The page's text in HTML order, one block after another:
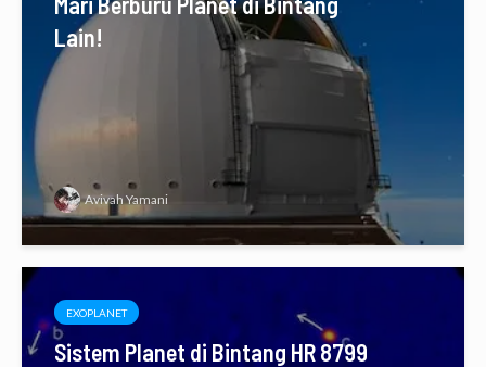
Lain!
Avivah Yamani
EXOPLANET
Sistem Planet di Bintang HR 8799